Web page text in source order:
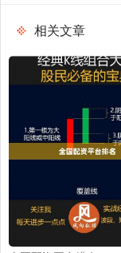
相关文章